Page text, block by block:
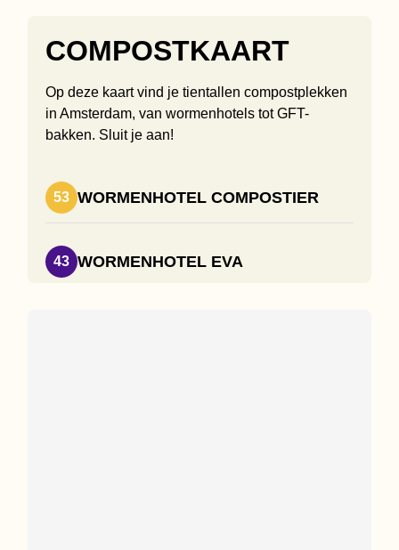
COMPOSTKAART
Op deze kaart vind je tientallen compostplekken
in Amsterdam, van wormenhotels tot GFT-
bakken. Sluit je aan!
53 WORMENHOTEL COMPOSTIER
43 WORMENHOTEL EVA